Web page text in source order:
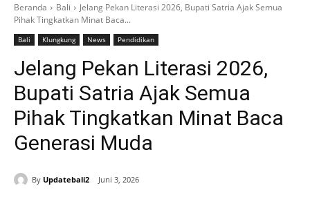
Beranda Bali
Jelang Pekan Literasi 2026, Bupati Satria Ajak Semua
Pihak Tingkatkan Minat Baca...
Bali Klungkung News Pendidikan
Jelang Pekan Literasi 2026,
Bupati Satria Ajak Semua
Pihak Tingkatkan Minat Baca
Generasi Muda
By Updatebali2 Juni 3, 2026